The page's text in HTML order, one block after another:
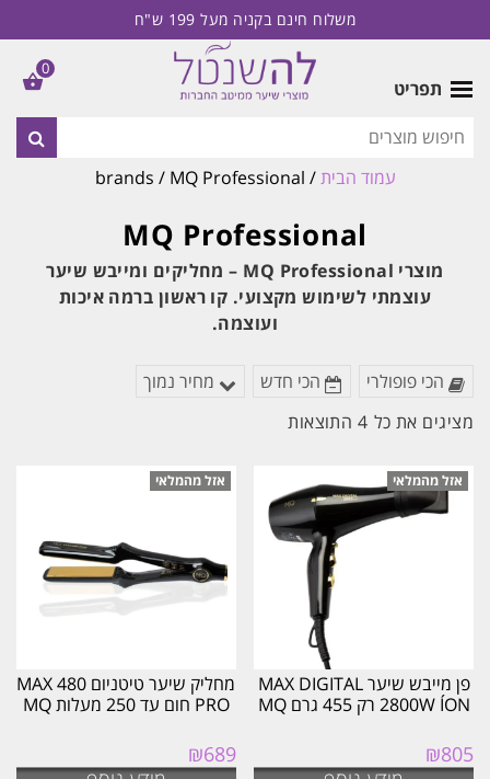
משלוח חינם בקניה מעל 199 ש"ח
תפריט
עמוד הבית/ brands / MQ Professional
MQ Professional
מוצרי MQ Professional – מחליקים ומייבש שיער
עוצמתי לשימוש מקצועי. קו ראשון ברמה איכות
ועוצמה.
הכי פופולרי הכי חדש
מחיר נמוך
מציגים את כל ⁦4⁩ התוצאות
ממוין
העדכני
ביותר
פן מייבש שיער MAX DIGITAL
2800W ÍON רק 455 גרם MQ
₪805
מחליק שיער טיטניום MAX 480
PRO חום עד 250 מעלות MQ
₪689
0